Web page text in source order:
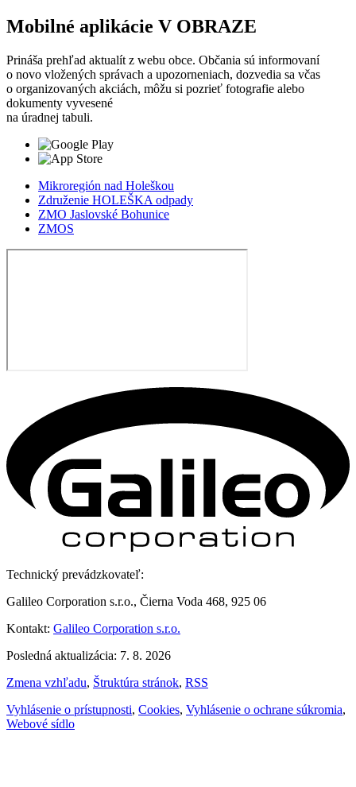
Mobilné aplikácie V OBRAZE
Prináša prehľad aktualít z webu obce. Občania sú informovaní
o novo vložených správach a upozorneniach, dozvedia sa včas
o organizovaných akciách, môžu si pozrieť fotografie alebo
dokumenty vyvesené
na úradnej tabuli.
Mikroregión nad Holeškou
Združenie HOLEŠKA odpady
ZMO Jaslovské Bohunice
ZMOS
Technický prevádzkovateľ:
Galileo Corporation s.r.o., Čierna Voda 468, 925 06
Kontakt: Galileo Corporation s.r.o.
Posledná aktualizácia: 7. 8. 2026
Zmena vzhľadu, Štruktúra stránok, RSS
Vyhlásenie o prístupnosti, Cookies, Vyhlásenie o ochrane súkromia,
Webové sídlo